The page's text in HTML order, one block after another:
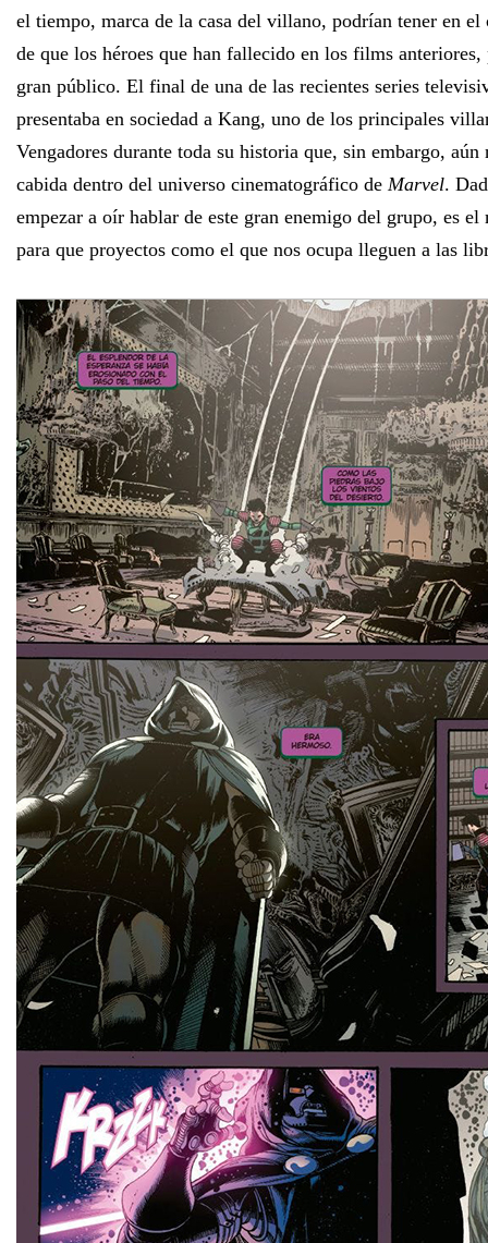
el tiempo, marca de la casa del villano, podrían tener en el
de que los héroes que han fallecido en los films
gran público. El final de una de las recientes series
presentaba en sociedad a Kang, uno de los principales
Vengadores durante toda su historia que, sin embargo, aún
cabida dentro del universo cinematográfico de Marvel.
empezar a oír hablar de este gran enemigo del grupo, es el
para que proyectos como el que nos ocupa lleguen a las